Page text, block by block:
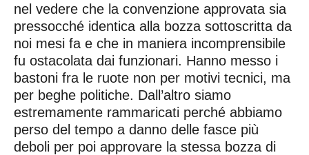
nel vedere che la convenzione approvata sia
pressocché identica alla bozza sottoscritta da
noi mesi fa e che in maniera incomprensibile
fu ostacolata dai funzionari. Hanno messo i
bastoni fra le ruote non per motivi tecnici, ma
per beghe politiche. Dall’altro siamo
estremamente rammaricati perché abbiamo
perso del tempo a danno delle fasce più
deboli per poi approvare la stessa bozza di